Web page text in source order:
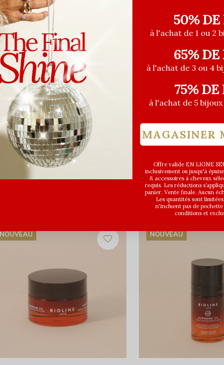
DE CELLULOSE, PHÉNOXYÉTHANOL,
DE PENTAÉRYTHRITYL,
NOUVEAU NOUVEAU
50%
à l'achat de 1 ou 2
65%
à l'achat de 3 ou 4
75%
à l'achat de 5
MAGASINER
Offre valide EN LIGNE
inclusivement ou jusqu'à
& accessoires à cheveux
requis. Les réductions
panier. Vente finale. Aucun
Les quantités sont
n'incluent pas de
conditions et